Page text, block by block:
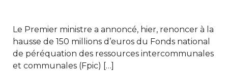
Le Premier ministre a annoncé, hier, renoncer à la
hausse de 150 millions d’euros du Fonds national
de péréquation des ressources intercommunales
et communales (Fpic) […]